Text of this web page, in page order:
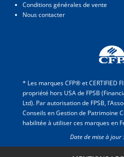
Conditions générales de vente
Nous contacter
* Les marques CFP® et CERTIFIED
propriété hors USA de FPSB
Ltd). Par autorisation de FPSB,
Conseils en Gestion de Patrimoine
habilitée à utiliser ces marques en
Date de mise à